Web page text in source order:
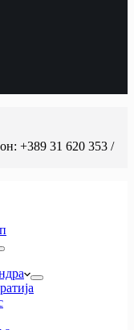
+389 31 620 353 /